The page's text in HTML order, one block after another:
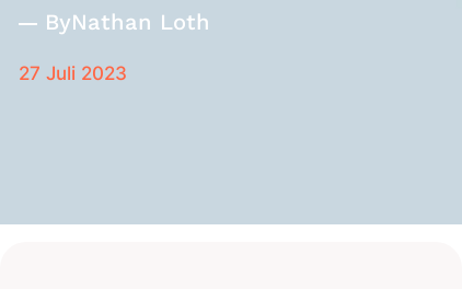
ByNathan Loth
27 Juli 2023